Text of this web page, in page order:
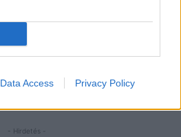
Data Access Privacy Policy